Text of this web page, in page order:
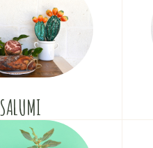
SALUMI